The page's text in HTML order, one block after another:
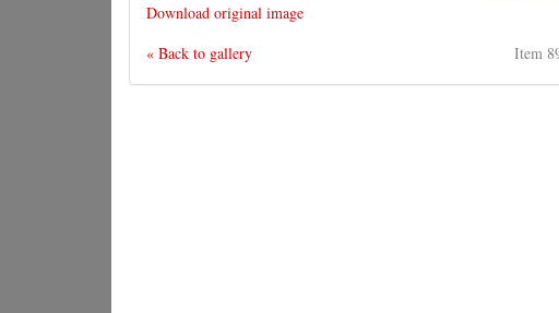
Download original image
« Back to gallery
Item